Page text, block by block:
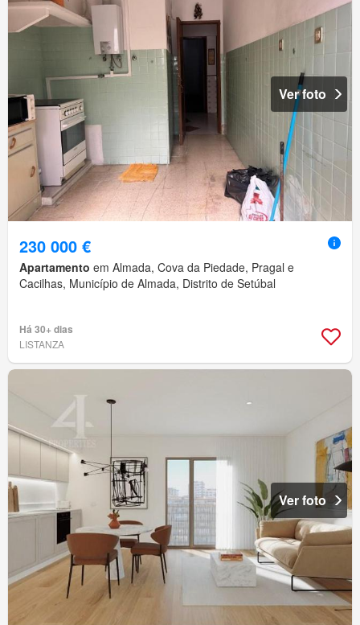
Ver foto
230 000 €
Apartamento em Almada, Cova da Piedade, Pragal e
Cacilhas, Município de Almada, Distrito de Setúbal
Há 30+ dias
LISTANZA
Ver foto